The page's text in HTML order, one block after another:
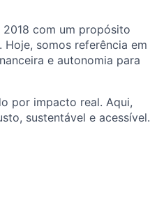
2018 com um propósito
somos referência em
e autonomia para
por impacto real. Aqui,
sustentável e acessível.